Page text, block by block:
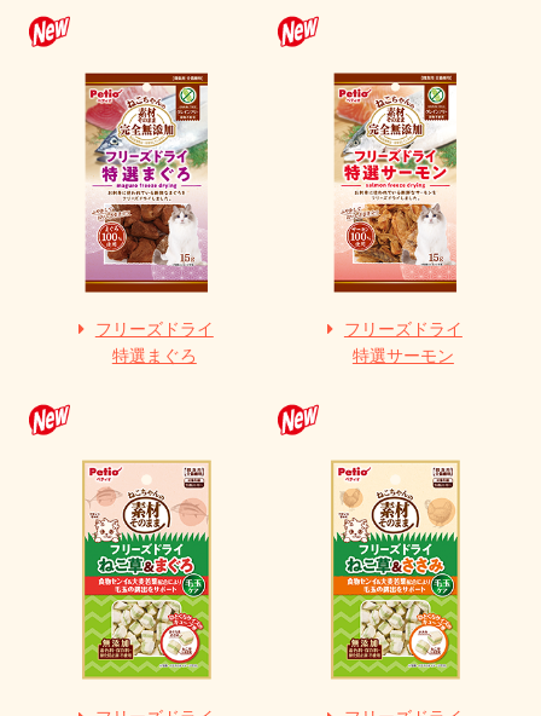
フリーズドライ
特選まぐろ
フリーズドライ
特選サーモン